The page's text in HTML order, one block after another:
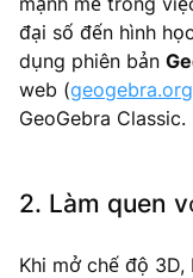
đại số đến hình
dụng phiên bản
web (
GeoGebra Classic.
2. Làm quen
Khi mở chế độ 3D,